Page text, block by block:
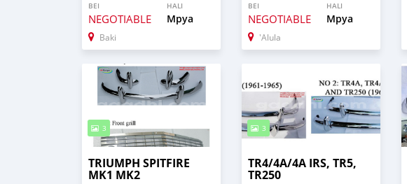
BEI
NEGOTIABLE
HALI
Mpya
Baki
BEI
NEGOTIABLE
HALI
Mpya
'Alula
3
TRIUMPH SPITFIRE
MK1 MK2
3
TR4/4A/4A IRS, TR5,
TR250